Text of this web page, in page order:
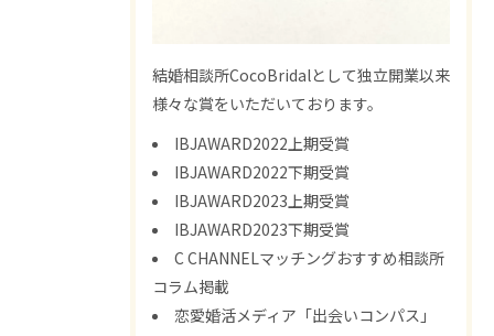
結婚相談所CocoBridalとして独立開業以来
様々な賞をいただいております。
IBJAWARD2022上期受賞
IBJAWARD2022下期受賞
IBJAWARD2023上期受賞
IBJAWARD2023下期受賞
C CHANNELマッチングおすすめ相談所
コラム掲載
恋愛婚活メディア「出会いコンパス」